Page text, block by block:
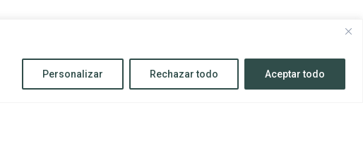
Personalizar Rechazar todo Aceptar todo